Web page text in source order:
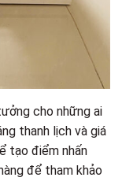
cho những ai
thanh lịch và giá
tạo điểm nhấn
để tham khảo